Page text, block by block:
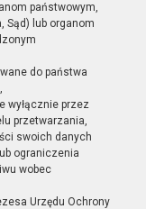
państwowym,
Sąd) lub organom
do państwa
wyłącznie przez
przetwarzania,
swoich danych
ograniczenia
wobec
Urzędu Ochrony